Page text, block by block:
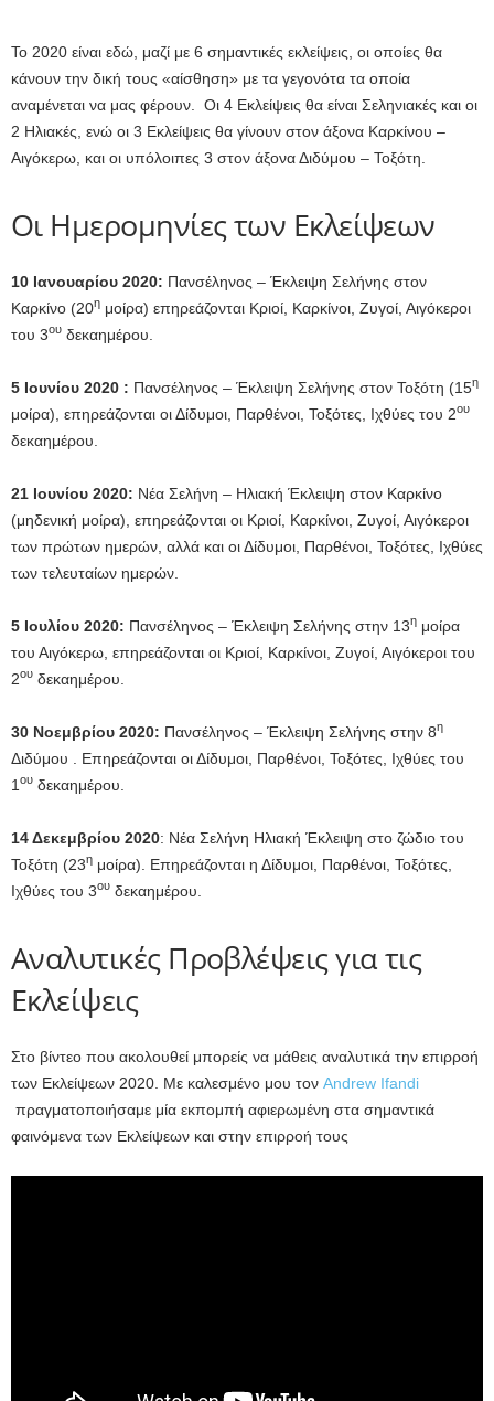
Το 2020 είναι εδώ, μαζί με 6 σημαντικές εκλείψεις, οι οποίες θα
κάνουν την δική τους «αίσθηση» με τα γεγονότα τα οποία
αναμένεται να μας φέρουν. Οι 4 Εκλείψεις θα είναι Σεληνιακές και οι
2 Ηλιακές, ενώ οι 3 Εκλείψεις θα γίνουν στον άξονα Καρκίνου –
Αιγόκερω, και οι υπόλοιπες 3 στον άξονα Διδύμου – Τοξότη.
Οι Ημερομηνίες των Εκλείψεων
10 Ιανουαρίου 2020: Πανσέληνος – Έκλειψη Σελήνης στον
Καρκίνο (20η μοίρα) επηρεάζονται Κριοί, Καρκίνοι, Ζυγοί, Αιγόκεροι
του 3ου δεκαημέρου.
5 Ιουνίου 2020 : Πανσέληνος – Έκλειψη Σελήνης στον Τοξότη (15η
μοίρα), επηρεάζονται οι Δίδυμοι, Παρθένοι, Τοξότες, Ιχθύες του 2ου
δεκαημέρου.
21 Ιουνίου 2020: Νέα Σελήνη – Ηλιακή Έκλειψη στον Καρκίνο
(μηδενική μοίρα), επηρεάζονται οι Κριοί, Καρκίνοι, Ζυγοί, Αιγόκεροι
των πρώτων ημερών, αλλά και οι Δίδυμοι, Παρθένοι, Τοξότες, Ιχθύες
των τελευταίων ημερών.
5 Ιουλίου 2020: Πανσέληνος – Έκλειψη Σελήνης στην 13η μοίρα
του Αιγόκερω, επηρεάζονται οι Κριοί, Καρκίνοι, Ζυγοί, Αιγόκεροι του
2ου δεκαημέρου.
30 Νοεμβρίου 2020: Πανσέληνος – Έκλειψη Σελήνης στην 8η
Διδύμου . Επηρεάζονται οι Δίδυμοι, Παρθένοι, Τοξότες, Ιχθύες του
1 ου δεκαημέρου.
14 Δεκεμβρίου 2020: Νέα Σελήνη Ηλιακή Έκλειψη στο ζώδιο του
Τοξότη (23η μοίρα). Επηρεάζονται η Δίδυμοι, Παρθένοι, Τοξότες,
Ιχθύες του 3ου δεκαημέρου.
Αναλυτικές Προβλέψεις για τις
Εκλείψεις
Στο βίντεο που ακολουθεί μπορείς να μάθεις αναλυτικά την επιρροή
των Εκλείψεων 2020. Με καλεσμένο μου τον Andrew Ifandi
πραγματοποιήσαμε μία εκπομπή αφιερωμένη στα σημαντικά
φαινόμενα των Εκλείψεων και στην επιρροή τους